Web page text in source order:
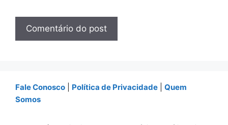
Fale Conosco Política de Privacidade
Quem
Somos